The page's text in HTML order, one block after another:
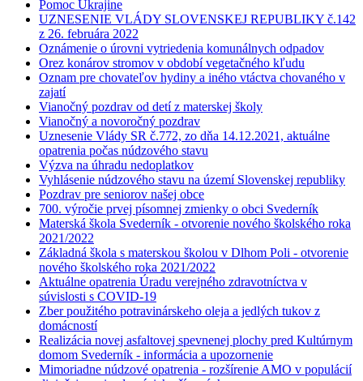
Pomoc Ukrajine
UZNESENIE VLÁDY SLOVENSKEJ REPUBLIKY č.142
z 26. februára 2022
Oznámenie o úrovni vytriedenia komunálnych odpadov
Orez konárov stromov v období vegetačného kľudu
Oznam pre chovateľov hydiny a iného vtáctva chovaného v
zajatí
Vianočný pozdrav od detí z materskej školy
Vianočný a novoročný pozdrav
Uznesenie Vlády SR č.772, zo dňa 14.12.2021, aktuálne
opatrenia počas núdzového stavu
Výzva na úhradu nedoplatkov
Vyhlásenie núdzového stavu na území Slovenskej republiky
Pozdrav pre seniorov našej obce
700. výročie prvej písomnej zmienky o obci Svederník
Materská škola Svederník - otvorenie nového školského roka
2021/2022
Základná škola s materskou školou v Dlhom Poli - otvorenie
nového školského roka 2021/2022
Aktuálne opatrenia Úradu verejného zdravotníctva v
súvislosti s COVID-19
Zber použitého potravinárskeho oleja a jedlých tukov z
domácností
Realizácia novej asfaltovej spevnenej plochy pred Kultúrnym
domom Svederník - informácia a upozornenie
Mimoriadne núdzové opatrenia - rozšírenie AMO v populácií